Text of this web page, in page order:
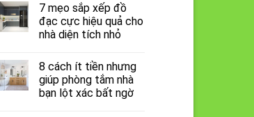
7 mẹo sắp xếp đồ
đạc cực hiệu quả cho
nhà diện tích nhỏ
8 cách ít tiền nhưng
giúp phòng tắm nhà
bạn lột xác bất ngờ